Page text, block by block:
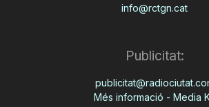
info@rctgn.cat
Publicitat:
Més informació - Media